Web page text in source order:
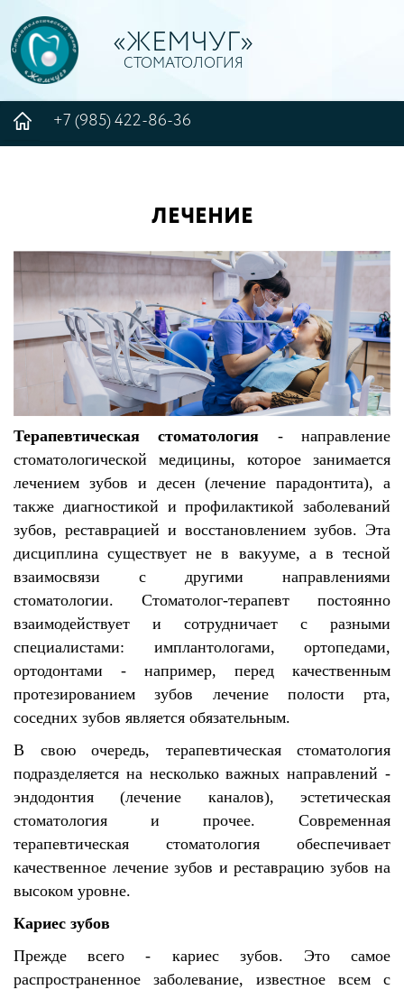
«ЖЕМЧУГ»
СТОМАТОЛОГИЯ
+7 (985) 422-86-36
ЛЕЧЕНИЕ
Терапевтическая стоматология - направление
стоматологической медицины, которое занимается
лечением зубов и десен (лечение парадонтита), а
также диагностикой и профилактикой заболеваний
зубов, реставрацией и восстановлением зубов. Эта
дисциплина существует не в вакууме, а в тесной
взаимосвязи с другими направлениями
стоматологии. Стоматолог-терапевт постоянно
взаимодействует и сотрудничает с разными
специалистами: имплантологами, ортопедами,
ортодонтами - например, перед качественным
протезированием зубов лечение полости рта,
соседних зубов является обязательным.
В свою очередь, терапевтическая стоматология
подразделяется на несколько важных направлений -
эндодонтия (лечение каналов), эстетическая
стоматология и прочее. Современная
терапевтическая стоматология обеспечивает
качественное лечение зубов и реставрацию зубов на
высоком уровне.
Кариес зубов
Прежде всего - кариес зубов. Это самое
распространенное заболевание, известное всем с